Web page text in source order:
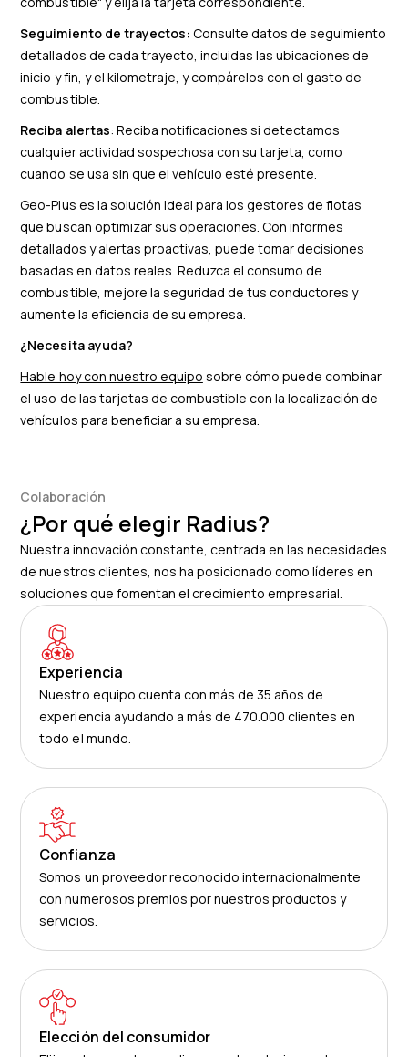
Seguimiento de trayectos: Consulte datos de seguimiento
detallados de cada trayecto, incluidas las ubicaciones de
inicio y fin, y el kilometraje, y compárelos con el gasto de
combustible.
Reciba alertas: Reciba notificaciones si detectamos
cualquier actividad sospechosa con su tarjeta, como
cuando se usa sin que el vehículo esté presente.
Geo-Plus es la solución ideal para los gestores de flotas
que buscan optimizar sus operaciones. Con informes
detallados y alertas proactivas, puede tomar decisiones
basadas en datos reales. Reduzca el consumo de
combustible, mejore la seguridad de tus conductores y
aumente la eficiencia de su empresa.
¿Necesita ayuda?
Hable hoy con nuestro equipo sobre cómo puede combinar
el uso de las tarjetas de combustible con la localización de
vehículos para beneficiar a su empresa.
Colaboración
¿Por qué elegir Radius?
Nuestra innovación constante, centrada en las necesidades
de nuestros clientes, nos ha posicionado como líderes en
soluciones que fomentan el crecimiento empresarial.
Experiencia
Nuestro equipo cuenta con más de 35 años de
experiencia ayudando a más de 470.000 clientes en
todo el mundo.
Confianza
Somos un proveedor reconocido internacionalmente
con numerosos premios por nuestros productos y
servicios.
Elección del consumidor